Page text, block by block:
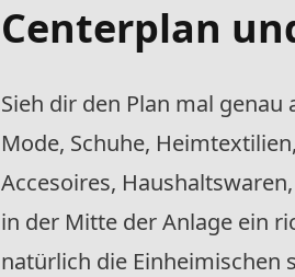
Centerplan
Sieh dir den Plan mal
Mode, Schuhe,
Accesoires,
in der Mitte der Anlage ein
natürlich die Einheimischen